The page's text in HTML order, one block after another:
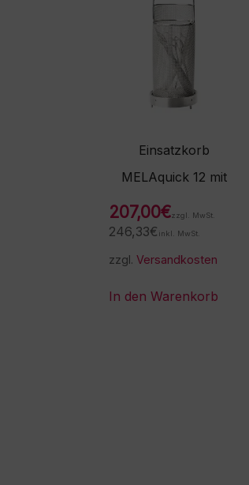
Einsatzkorb
MELAquick 12 mit
207,00€zzgl. MwSt.
246,33€ inkl. MwSt.
zzgl. Versandkosten
In den Warenkorb